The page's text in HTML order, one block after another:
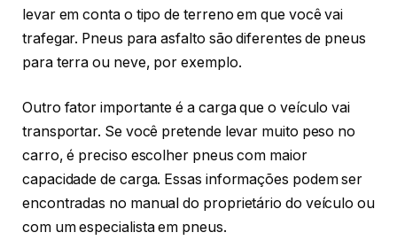
levar em conta o tipo de terreno em que você vai
trafegar. Pneus para asfalto são diferentes de pneus
para terra ou neve, por exemplo.
Outro fator importante é a carga que o veículo vai
transportar. Se você pretende levar muito peso no
carro, é preciso escolher pneus com maior
capacidade de carga. Essas informações podem ser
encontradas no manual do proprietário do veículo ou
com um especialista em pneus.